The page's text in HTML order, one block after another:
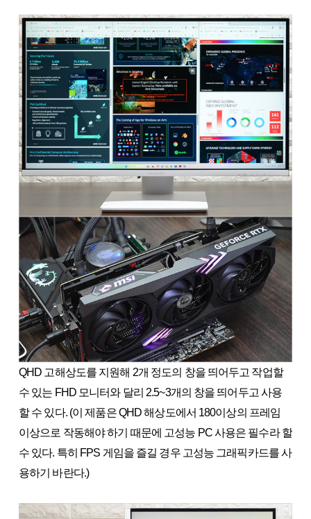
QHD 고해상도를 지원해 2개 정도의 창을 띄어두고 작업할
수 있는 FHD 모니터와 달리 2.5~3개의 창을 띄어두고 사용
할 수 있다. (이 제품은 QHD 해상도에서 180이상의 프레임
이상으로 작동해야 하기 때문에 고성능 PC 사용은 필수라 할
수 있다. 특히 FPS 게임을 즐길 경우 고성능 그래픽카드를 사
용하기 바란다.)